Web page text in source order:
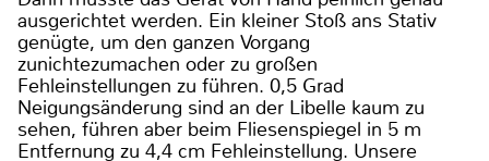
ausgerichtet werden. Ein kleiner Stoß ans Stativ
genügte, um den ganzen Vorgang
zunichtezumachen oder zu großen
Fehleinstellungen zu führen. 0,5 Grad
Neigungsänderung sind an der Libelle kaum zu
sehen, führen aber beim Fliesenspiegel in 5 m
Entfernung zu 4,4 cm Fehleinstellung. Unsere